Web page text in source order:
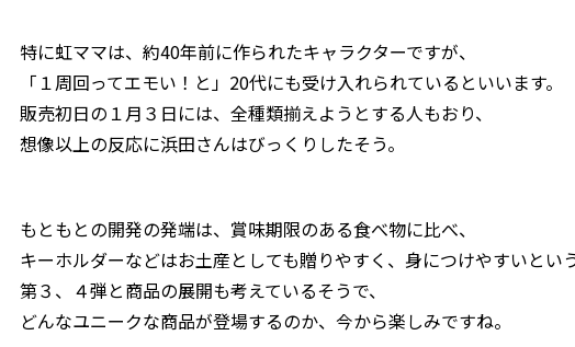
特に虹ママは、約40年前に作られたキャラクターですが、
「１周回ってエモい！と」20代にも受け入れられているといいます。
販売初日の１月３日には、全種類揃えようとする人もおり、
想像以上の反応に浜田さんはびっくりしたそう。
もともとの開発の発端は、賞味期限のある食べ物に比べ、
キーホルダーなどはお土産としても贈りやすく、身につけやすいとい
第３、４弾と商品の展開も考えているそうで、
どんなユニークな商品が登場するのか、今から楽しみですね。